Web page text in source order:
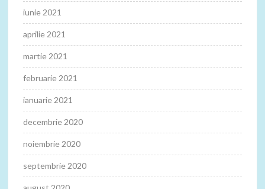
iunie 2021
aprilie 2021
martie 2021
februarie 2021
ianuarie 2021
decembrie 2020
noiembrie 2020
septembrie 2020